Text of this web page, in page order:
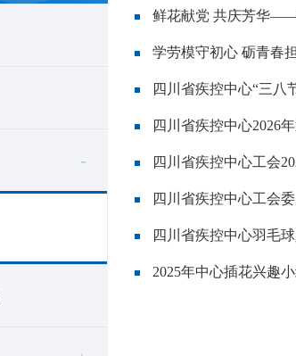
中心概况
-
鲜花献党 共庆芳华
学劳模守初心 砺青春
四川省疾控中心“三八
四川省疾控中心2026
四川省疾控中心工会
四川省疾控中心工会
四川省疾控中心羽毛
2025年中心插花兴趣